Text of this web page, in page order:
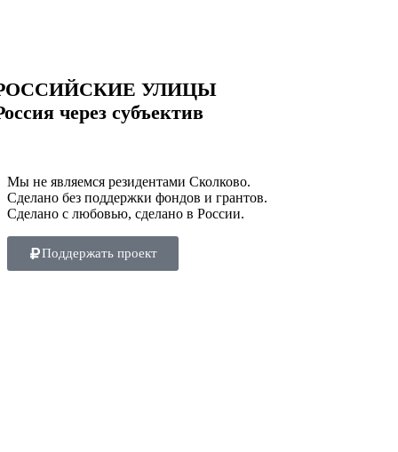
УЛИЦЫ
через субъектив
Мы не являемся резидентами Сколково.
Сделано без поддержки фондов и грантов.
Сделано с любовью, сделано в России.
Поддержать проект